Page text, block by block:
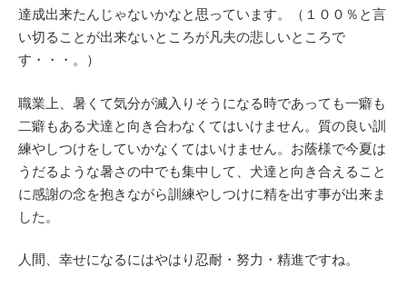
達成出来たんじゃないかなと思っています。（１００％と言
い切ることが出来ないところが凡夫の悲しいところで
す・・・。）
職業上、暑くて気分が滅入りそうになる時であっても一癖も
二癖もある犬達と向き合わなくてはいけません。質の良い訓
練やしつけをしていかなくてはいけません。お蔭様で今夏は
うだるような暑さの中でも集中して、犬達と向き合えること
に感謝の念を抱きながら訓練やしつけに精を出す事が出来ま
した。
人間、幸せになるにはやはり忍耐・努力・精進ですね。